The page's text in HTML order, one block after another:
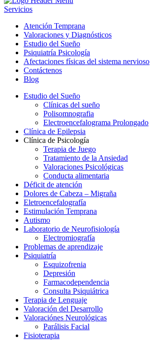
Servicios
Atención Temprana
Valoraciones y Diagnósticos
Estudio del Sueño
Psiquiatría Psicología
Afectaciones físicas del sistema nervioso
Contáctenos
Blog
Estudio del Sueño
Clínicas del sueño
Polisomnografia
Electroencefalograma Prolongado
Clínica de Epilepsia
Clínica de Psicología
Terapia de Juego
Tratamiento de la Ansiedad
Valoraciones Psicológicas
Conducta alimentaria
Déficit de atención
Dolores de Cabeza – Migraña
Eletroencefalografía
Estimulación Temprana
Autismo
Laboratorio de Neurofisiología
Electromiografía
Problemas de aprendizaje
Psiquiatría
Esquizofrenia
Depresión
Farmacodependencia
Consulta Psiquiátrica
Terapia de Lenguaje
Valoración del Desarrollo
Valoraciónes Neurológicas
Parálisis Facial
Fisioterapia